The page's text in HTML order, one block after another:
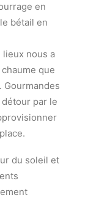
en
bétail en
lieux nous a
que
Gourmandes
par le
du soleil et